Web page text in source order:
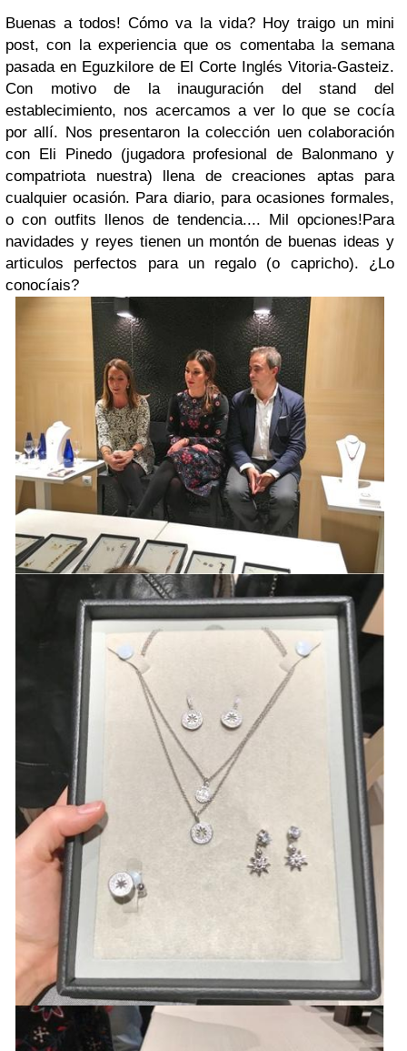
Buenas a todos! Cómo va la vida? Hoy traigo un mini
post, con la experiencia que os comentaba la semana
pasada en Eguzkilore de El Corte Inglés Vitoria-Gasteiz.
Con motivo de la inauguración del stand del
establecimiento, nos acercamos a ver lo que se cocía
por allí. Nos presentaron la colección uen colaboración
con Eli Pinedo (jugadora profesional de Balonmano y
compatriota nuestra) llena de creaciones aptas para
cualquier ocasión. Para diario, para ocasiones formales,
o con outfits llenos de tendencia.... Mil opciones!Para
navidades y reyes tienen un montón de buenas ideas y
articulos perfectos para un regalo (o capricho). ¿Lo
conocíais?